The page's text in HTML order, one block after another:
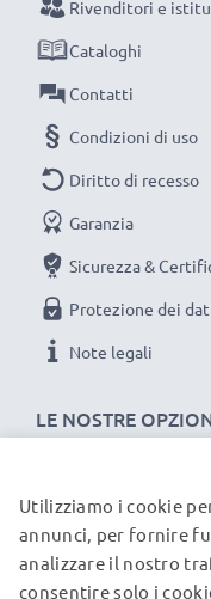
Amperaggio /
Potenza / Power
LE NOSTRE
Rivenditori e
Cataloghi
Contatti
Condizioni di uso
Diritto di recesso
Garanzia
Sicurezza &
Protezione dei
Note legali
I NOSTRI
Utilizziamo i cookie
annunci, per fornire
analizzare il nostro
consentire solo i